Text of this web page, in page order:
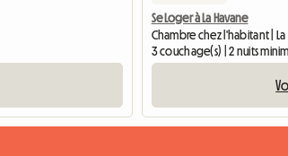
Se Loger à La Havane
Chambre chez l'habitant | La
3 couchage(s) | 2 nuits